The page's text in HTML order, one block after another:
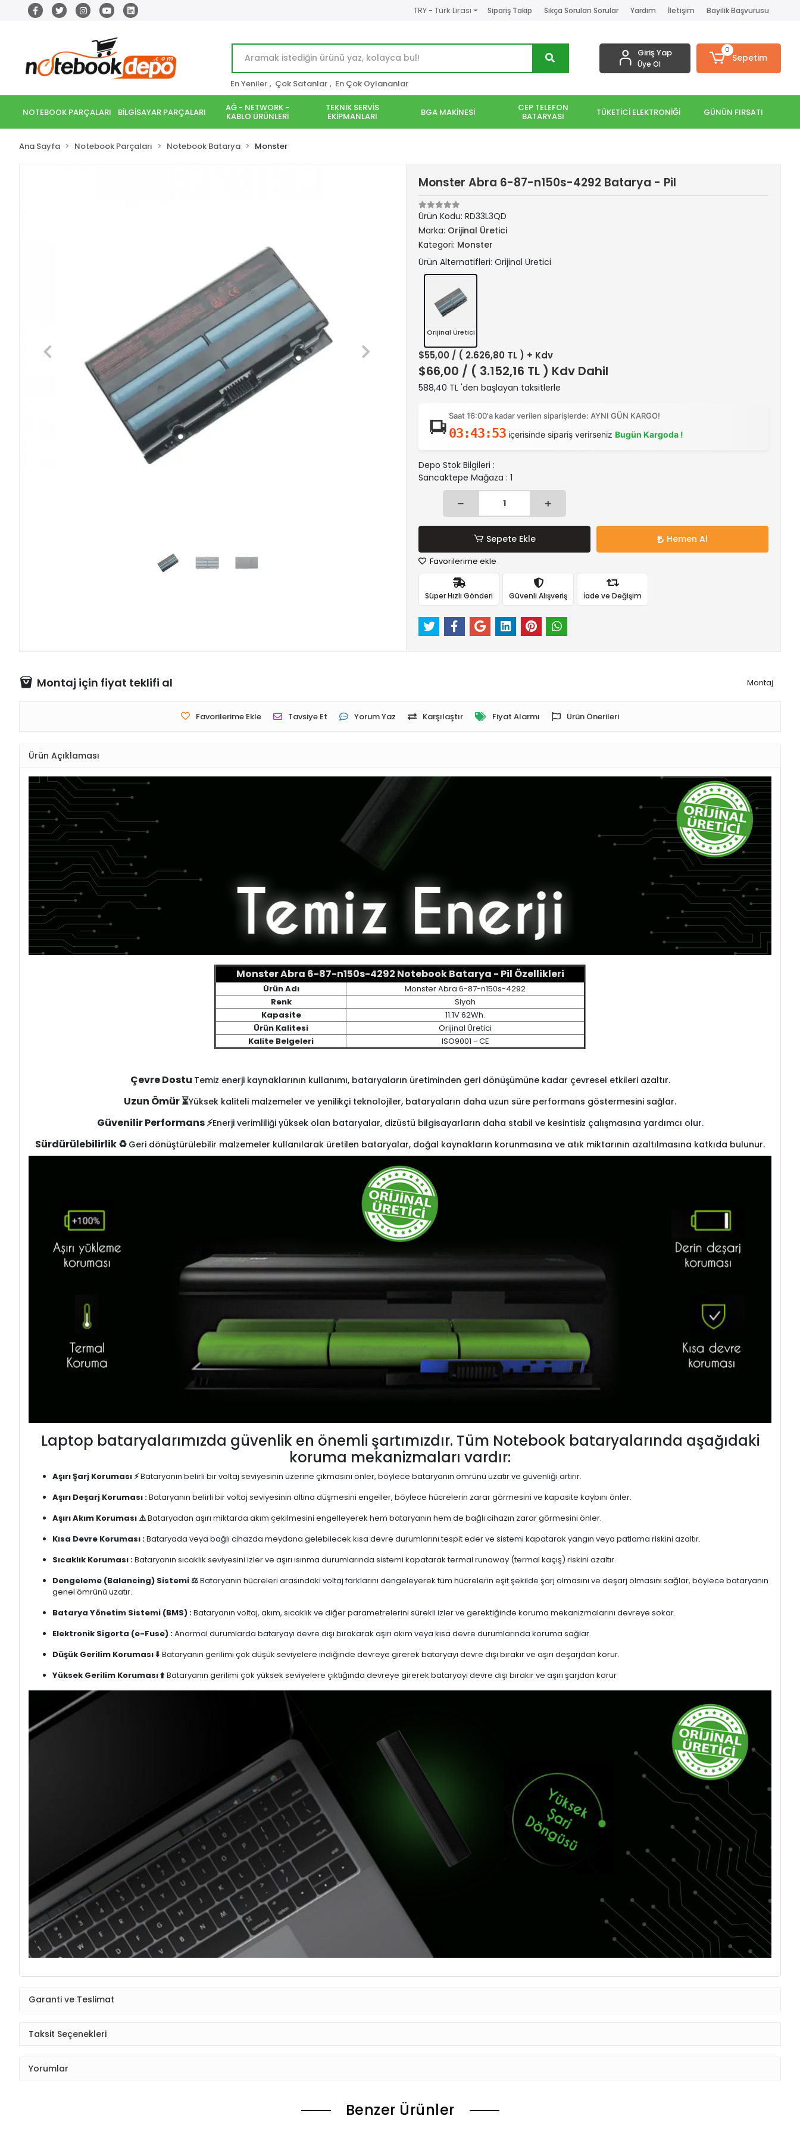
TRY - Türk Lirası Sipariş Takip Sıkça Sorulan Sorular Yardım İletişim Bayilik Başvurusu
En Yeniler , Çok Satanlar , En Çok Oylananlar
Giriş Yap
Üye Ol
0
Sepetim
NOTEBOOK PARÇALARI BİLGİSAYAR PARÇALARI AĞ - NETWORK -
KABLO ÜRÜNLERİ
TEKNİK SERVİS
EKİPMANLARI BGA MAKİNESİ CEP TELEFON
BATARYASI TÜKETİCİ ELEKTRONİĞİ GÜNÜN FIRSATI
Ana Sayfa Notebook Parçaları Notebook Batarya Monster
Monster Abra 6-87-n150s-4292 Batarya - Pil
Ürün Kodu: RD33L3QD
Marka: Orijinal Üretici
Kategori: Monster
Ürün Alternatifleri: Orijinal Üretici
Orijinal Üretici
$55,00 / ( 2.626,80 TL ) + Kdv
$66,00 / ( 3.152,16 TL ) Kdv Dahil
588,40 TL 'den başlayan taksitlerle
Saat 16:00'a kadar verilen siparişlerde: AYNI GÜN KARGO!
03:43:52 içerisinde sipariş verirseniz Bugün Kargoda !
Depo Stok Bilgileri :
Sancaktepe Mağaza : 1
Sepete Ekle Hemen Al
Favorilerime ekle
Süper Hızlı Gönderi Güvenli Alışveriş İade ve Değişim
Montaj için fiyat teklifi al Montaj
Favorilerime Ekle Tavsiye Et Yorum Yaz Karşılaştır Fiyat Alarmı Ürün Önerileri
Ürün Açıklaması
Monster Abra 6-87-n150s-4292 Notebook Batarya - Pil Özellikleri
Ürün Adı
Monster Abra 6-87-n150s-4292
Renk
Siyah
Kapasite
11.1V 62Wh.
Ürün Kalitesi
Orijinal Üretici
Kalite Belgeleri
ISO9001 - CE
Çevre Dostu Temiz enerji kaynaklarının kullanımı, bataryaların üretiminden geri dönüşümüne kadar çevresel etkileri azaltır.
Uzun Ömür ⏳Yüksek kaliteli malzemeler ve yenilikçi teknolojiler, bataryaların daha uzun süre performans göstermesini sağlar.
Güvenilir Performans ⚡Enerji verimliliği yüksek olan bataryalar, dizüstü bilgisayarların daha stabil ve kesintisiz çalışmasına yardımcı olur.
Sürdürülebilirlik ♻️ Geri dönüştürülebilir malzemeler kullanılarak üretilen bataryalar, doğal kaynakların korunmasına ve atık miktarının azaltılmasına katkıda bulunur.
Laptop bataryalarımızda güvenlik en önemli şartımızdır. Tüm Notebook bataryalarında aşağıdaki
koruma mekanizmaları vardır:
Aşırı Şarj Koruması ⚡Bataryanın belirli bir voltaj seviyesinin üzerine çıkmasını önler, böylece bataryanın ömrünü uzatır ve güvenliği artırır.
Aşırı Deşarj Koruması :Bataryanın belirli bir voltaj seviyesinin altına düşmesini engeller, böylece hücrelerin zarar görmesini ve kapasite kaybını önler.
Aşırı Akım Koruması ⚠️Bataryadan aşırı miktarda akım çekilmesini engelleyerek hem bataryanın hem de bağlı cihazın zarar görmesini önler.
Kısa Devre Koruması :Bataryada veya bağlı cihazda meydana gelebilecek kısa devre durumlarını tespit eder ve sistemi kapatarak yangın veya patlama riskini azaltır.
Sıcaklık Koruması :Bataryanın sıcaklık seviyesini izler ve aşırı ısınma durumlarında sistemi kapatarak termal runaway (termal kaçış) riskini azaltır.
Dengeleme (Balancing) Sistemi ⚖️Bataryanın hücreleri arasındaki voltaj farklarını dengeleyerek tüm hücrelerin eşit şekilde şarj olmasını ve deşarj olmasını sağlar, böylece bataryanın
genel ömrünü uzatır.
Batarya Yönetim Sistemi (BMS) :Bataryanın voltaj, akım, sıcaklık ve diğer parametrelerini sürekli izler ve gerektiğinde koruma mekanizmalarını devreye sokar.
Elektronik Sigorta (e-Fuse) :Anormal durumlarda bataryayı devre dışı bırakarak aşırı akım veya kısa devre durumlarında koruma sağlar.
Düşük Gerilim Koruması ⬇️Bataryanın gerilimi çok düşük seviyelere indiğinde devreye girerek bataryayı devre dışı bırakır ve aşırı deşarjdan korur.
Yüksek Gerilim Koruması ⬆️Bataryanın gerilimi çok yüksek seviyelere çıktığında devreye girerek bataryayı devre dışı bırakır ve aşırı şarjdan korur
Garanti ve Teslimat
Taksit Seçenekleri
Yorumlar
Benzer Ürünler